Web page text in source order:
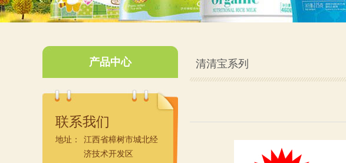
产品中心
联系我们
地址：
江西省樟树市城北经
济技术开发区
清清宝系列